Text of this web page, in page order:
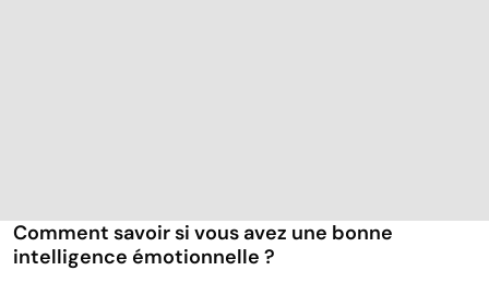
Comment savoir si vous avez une bonne
intelligence émotionnelle ?